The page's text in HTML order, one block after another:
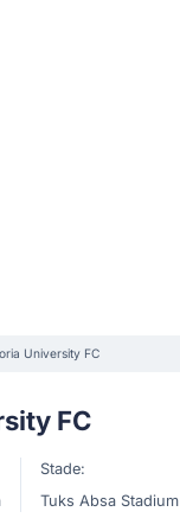
University FC
FC
Stade:
Tuks Absa Stadium